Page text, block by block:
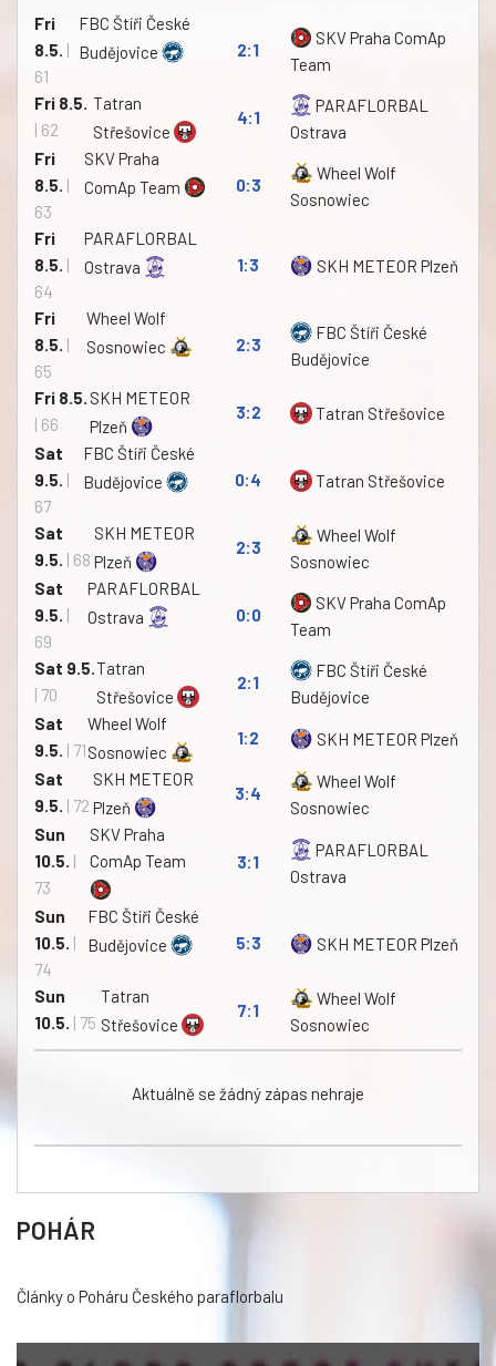
Fri
8.5. |
61
FBC Štíři České
Budějovice
2:1
SKV Praha ComAp
Team
Fri 8.5.
| 62
Tatran
Střešovice
4:1
PARAFLORBAL
Ostrava
Fri
8.5. |
63
SKV Praha
ComAp Team
0:3
Wheel Wolf
Sosnowiec
Fri
8.5. |
64
PARAFLORBAL
Ostrava
1:3 SKH METEOR Plzeň
Fri
8.5. |
65
Wheel Wolf
Sosnowiec
2:3
FBC Štíři České
Budějovice
Fri 8.5.
| 66
SKH METEOR
Plzeň
3:2
Tatran Střešovice
Sat
9.5. |
67
FBC Štíři České
Budějovice
0:4 Tatran Střešovice
Sat
9.5. | 68
SKH METEOR
Plzeň
2:3
Wheel Wolf
Sosnowiec
Sat
9.5. |
69
PARAFLORBAL
Ostrava
0:0
SKV Praha ComAp
Team
Sat 9.5.
| 70
Tatran
Střešovice
2:1
FBC Štíři České
Budějovice
Sat
9.5. | 71
Wheel Wolf
Sosnowiec
1:2
SKH METEOR Plzeň
Sat
9.5. | 72
SKH METEOR
Plzeň
3:4
Wheel Wolf
Sosnowiec
Sun
10.5. |
73
SKV Praha
ComAp Team
3:1
PARAFLORBAL
Ostrava
Sun
10.5. |
74
FBC Štíři České
Budějovice
5:3 SKH METEOR Plzeň
Sun
10.5. | 75
Tatran
Střešovice
7:1
Wheel Wolf
Sosnowiec
Aktuálně se žádný zápas nehraje
POHÁR
Články o Poháru Českého paraflorbalu